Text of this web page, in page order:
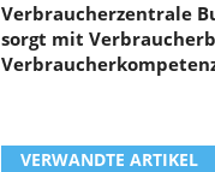
Verbraucherzentrale
sorgt mit
VERWANDTE ARTIKEL